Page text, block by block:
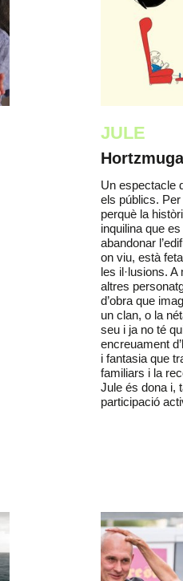
JULE
Un espectacle
els públics.
perquè la
inquilina que
abandonar
on viu, està
les il·lusions.
altres
d’obra que
un clan, o la
seu i ja no té
encreuament
i fantasia que
familiars i la
Jule és dona i,
participació